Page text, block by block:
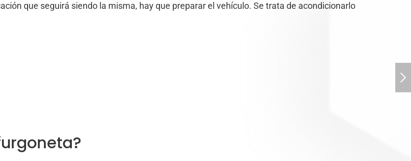
que seguirá siendo la misma, hay que preparar el vehículo. Se trata de acondicionarlo